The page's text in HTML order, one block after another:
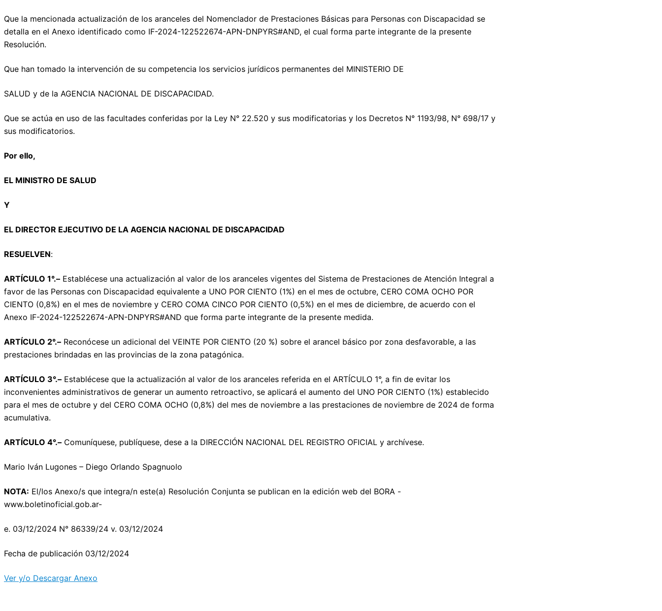
Que la mencionada actualización de los aranceles del Nomenclador de Prestaciones Básicas para Personas con Discapacidad se
detalla en el Anexo identificado como IF-2024-122522674-APN-DNPYRS#AND, el cual forma parte integrante de la presente
Resolución.
Que han tomado la intervención de su competencia los servicios jurídicos permanentes del MINISTERIO DE
SALUD y de la AGENCIA NACIONAL DE DISCAPACIDAD.
Que se actúa en uso de las facultades conferidas por la Ley N° 22.520 y sus modificatorias y los Decretos N° 1193/98, N° 698/17 y
sus modificatorios.
Por ello,
EL MINISTRO DE SALUD
Y
EL DIRECTOR EJECUTIVO DE LA AGENCIA NACIONAL DE DISCAPACIDAD
RESUELVEN:
ARTÍCULO 1°.– Establécese una actualización al valor de los aranceles vigentes del Sistema de Prestaciones de Atención Integral a
favor de las Personas con Discapacidad equivalente a UNO POR CIENTO (1%) en el mes de octubre, CERO COMA OCHO POR
CIENTO (0,8%) en el mes de noviembre y CERO COMA CINCO POR CIENTO (0,5%) en el mes de diciembre, de acuerdo con el
Anexo IF-2024-122522674-APN-DNPYRS#AND que forma parte integrante de la presente medida.
ARTÍCULO 2°.– Reconócese un adicional del VEINTE POR CIENTO (20 %) sobre el arancel básico por zona desfavorable, a las
prestaciones brindadas en las provincias de la zona patagónica.
ARTÍCULO 3°.– Establécese que la actualización al valor de los aranceles referida en el ARTÍCULO 1°, a fin de evitar los
inconvenientes administrativos de generar un aumento retroactivo, se aplicará el aumento del UNO POR CIENTO (1%) establecido
para el mes de octubre y del CERO COMA OCHO (0,8%) del mes de noviembre a las prestaciones de noviembre de 2024 de forma
acumulativa.
ARTÍCULO 4°.– Comuníquese, publíquese, dese a la DIRECCIÓN NACIONAL DEL REGISTRO OFICIAL y archívese.
Mario Iván Lugones – Diego Orlando Spagnuolo
NOTA: El/los Anexo/s que integra/n este(a) Resolución Conjunta se publican en la edición web del BORA -
www.boletinoficial.gob.ar-
e. 03/12/2024 N° 86339/24 v. 03/12/2024
Fecha de publicación 03/12/2024
Ver y/o Descargar Anexo